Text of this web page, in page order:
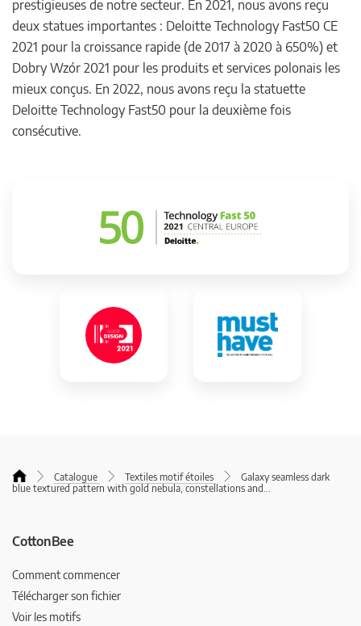
prestigieuses de notre secteur. En 2021, nous avons reçu
deux statues importantes : Deloitte Technology Fast50 CE
2021 pour la croissance rapide (de 2017 à 2020 à 650%) et
Dobry Wzór 2021 pour les produits et services polonais les
mieux conçus. En 2022, nous avons reçu la statuette
Deloitte Technology Fast50 pour la deuxième fois
consécutive.
Catalogue Textiles motif étoiles
Galaxy seamless dark
blue textured pattern with gold nebula, constellations and...
CottonBee
Comment commencer
Télécharger son fichier
Voir les motifs